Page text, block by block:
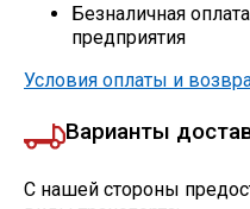
Безналичная
предприятия
Условия оплаты и
Варианты
С нашей стороны